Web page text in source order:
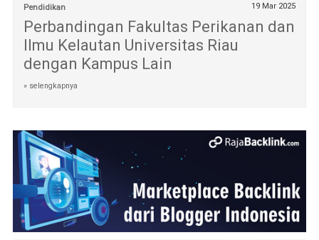
Pendidikan 19 Mar 2025
Perbandingan Fakultas Perikanan dan
Ilmu Kelautan Universitas Riau
dengan Kampus Lain
» selengkapnya